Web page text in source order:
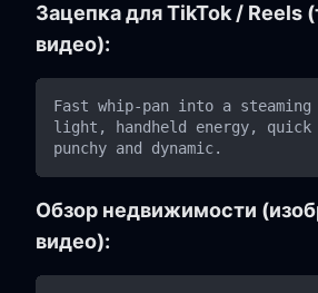
Зацепка для TikTok / Reels
видео):
Fast whip-pan into a
light, handheld energy,
Обзор недвижимости
видео):